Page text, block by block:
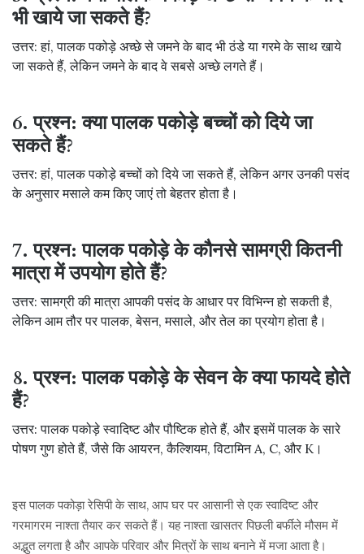
भी खाये जा सकते हैं?
उत्तर: हां, पालक पकोड़े अच्छे से जमने के बाद भी ठंडे या गरमे के साथ खाये
जा सकते हैं, लेकिन जमने के बाद वे सबसे अच्छे लगते हैं।
6. प्रश्न: क्या पालक पकोड़े बच्चों को दिये जा
सकते हैं?
उत्तर: हां, पालक पकोड़े बच्चों को दिये जा सकते हैं, लेकिन अगर उनकी पसंद
के अनुसार मसाले कम किए जाएं तो बेहतर होता है।
7. प्रश्न: पालक पकोड़े के कौनसे सामग्री कितनी
मात्रा में उपयोग होते हैं?
उत्तर: सामग्री की मात्रा आपकी पसंद के आधार पर विभिन्न हो सकती है,
लेकिन आम तौर पर पालक, बेसन, मसाले, और तेल का प्रयोग होता है।
8. प्रश्न: पालक पकोड़े के सेवन के क्या फायदे होते
हैं?
उत्तर: पालक पकोड़े स्वादिष्ट और पौष्टिक होते हैं, और इसमें पालक के सारे
पोषण गुण होते हैं, जैसे कि आयरन, कैल्शियम, विटामिन A, C, और K।
इस पालक पकोड़ा रेसिपी के साथ, आप घर पर आसानी से एक स्वादिष्ट और
गरमागरम नाश्ता तैयार कर सकते हैं। यह नाश्ता खासतर पिछली बर्फीले मौसम में
अद्भुत लगता है और आपके परिवार और मित्रों के साथ बनाने में मजा आता है।